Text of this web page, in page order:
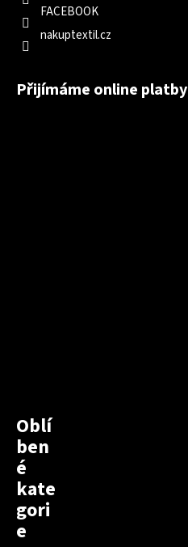
FACEBOOK
nakuptextil.cz
Přijímáme online platby
Oblí
ben
é
kate
gori
e